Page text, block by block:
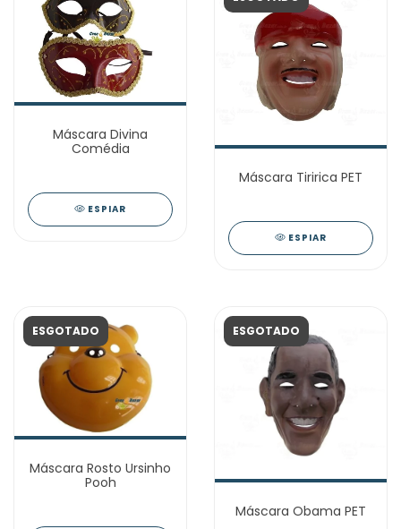
Máscara Divina
Comédia
ESPIAR
Máscara Tiririca PET
ESPIAR
ESGOTADO
Máscara Rosto Ursinho
Pooh
ESGOTADO
Máscara Obama PET